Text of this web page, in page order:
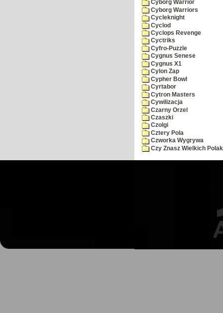
Cyborg Warrior
Cyborg Warriors
Cycleknight
Cyclod
Cyclops Revenge
Cyctriks
Cyfro-Puzzle
Cygnus Senese
Cygnus X1
Cylon Zap
Cypher Bowl
Cyrtabor
Cytron Masters
Cywilizacja
Czarny Orzel
Czaszki
Czolgi
Cztery Pola
Czworka Wygrywa
Czy Znasz Wielkich